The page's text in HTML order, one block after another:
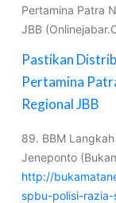
Pertamina Patra
JBB
Pastikan
Pertamina
Regional JBB
89. BBM
Jeneponto
http://
spbu-polisi-